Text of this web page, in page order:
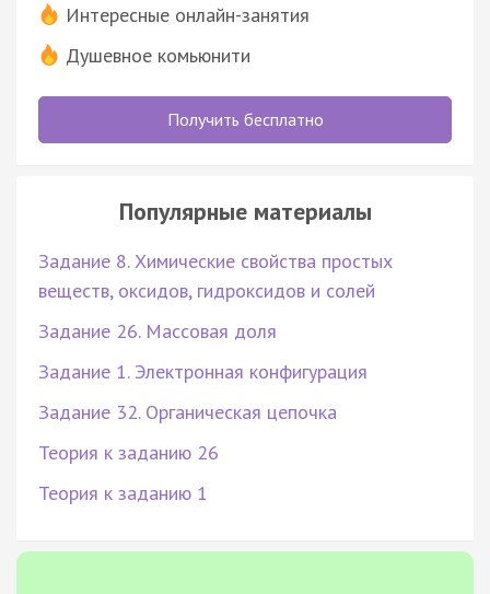
Интересные онлайн-занятия
Душевное комьюнити
Получить бесплатно
Популярные материалы
Задание 8. Химические свойства простых
веществ, оксидов, гидроксидов и солей
Задание 26. Массовая доля
Задание 1. Электронная конфигурация
Задание 32. Органическая цепочка
Теория к заданию 26
Теория к заданию 1